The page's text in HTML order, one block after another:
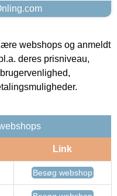
webshops og anmeldt
deres prisniveau,
Link
Besøg webshop